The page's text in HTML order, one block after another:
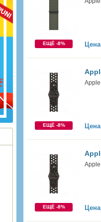
ЕЩЁ -8%
ЕЩЁ -8%
ЕЩЁ -8%